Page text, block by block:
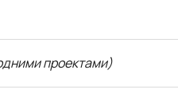
проектами)